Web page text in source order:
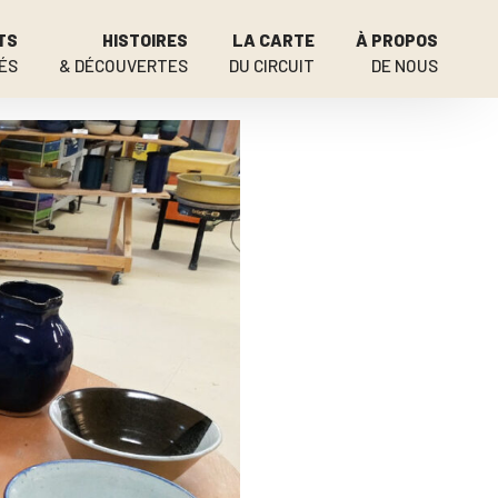
HISTOIRES
& DÉCOUVERTES
LA CARTE
DU CIRCUIT
À PROPOS
DE NOUS